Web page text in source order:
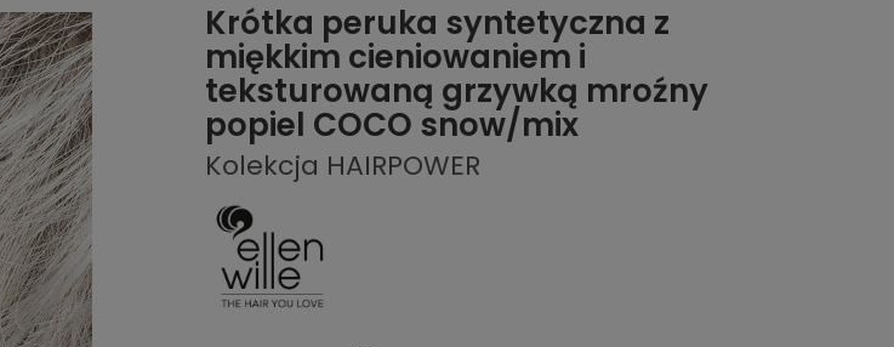
Krótka peruka syntetyczna z
miękkim cieniowaniem i
teksturowaną grzywką mroźny
popiel COCO snow/mix
Kolekcja HAIRPOWER